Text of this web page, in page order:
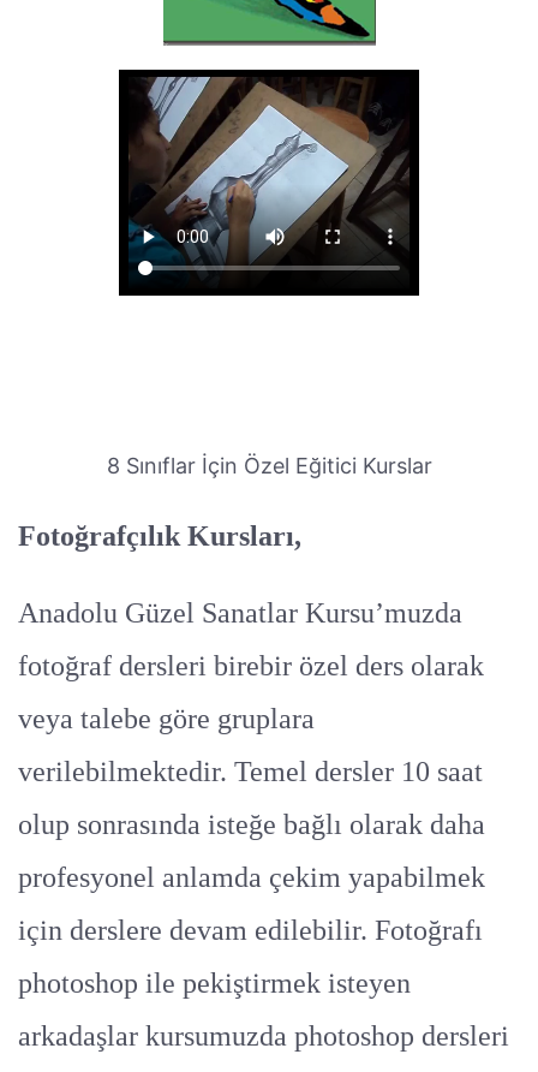
8 Sınıflar İçin Özel Eğitici Kurslar
Fotoğrafçılık Kursları,
Anadolu Güzel Sanatlar Kursu’muzda
fotoğraf dersleri birebir özel ders olarak
veya talebe göre gruplara
verilebilmektedir. Temel dersler 10 saat
olup sonrasında isteğe bağlı olarak daha
profesyonel anlamda çekim yapabilmek
için derslere devam edilebilir. Fotoğrafı
photoshop ile pekiştirmek isteyen
arkadaşlar kursumuzda photoshop dersleri